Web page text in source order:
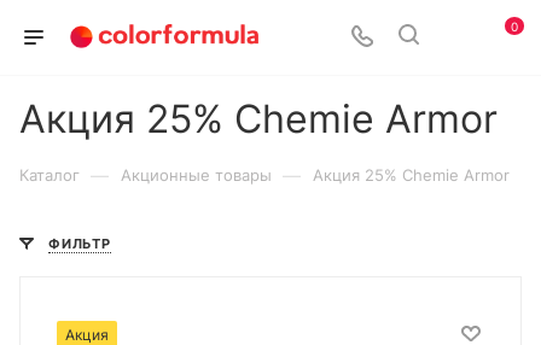
0
Акция 25% Chemie Armor
Каталог — Акционные товары — Акция 25% Chemie Armor
ФИЛЬТР
Акция